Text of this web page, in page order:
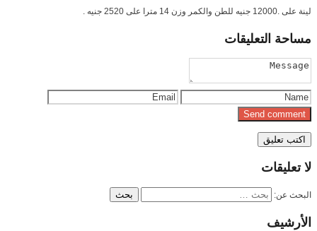
لينة على .12000 جنيه للطن والكمر وزن 14 مترا على 2520 جنيه .
مساحة التعليقات
لاتعليقات
البحث عن:
الأرشيف